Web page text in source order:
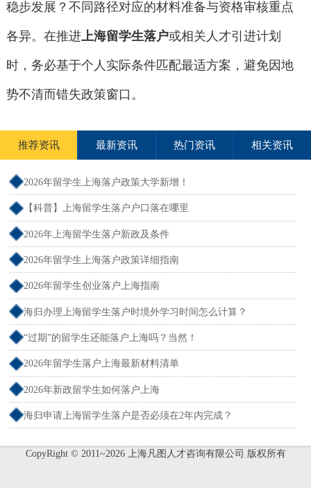
稳步发展？不同路径对应的材料准备与资格审核重点
各异。在推进上海留学生落户或相关人才引进计划
时，务必基于个人实际条件匹配最适方案，避免因地
势不清而错失政策窗口。
推荐资讯 最新资讯 热门资讯 相关资讯
2026年留学生上海落户政策大学新增！
【科普】上海留学生落户户口落在哪里
2026年上海留学生落户新政及条件
2026年留学生上海落户政策详细指南
2026年留学生创业落户上海指南
海归办理上海留学生落户时境外学习时间怎么计算？
“过期”的留学生还能落户上海吗？当然！
2026年留学生落户上海最新材料清单
2026年新政留学生如何落户上海
海归申请上海留学生落户是否必须在2年内完成？
CopyRight © 2011~2026 上海凡图人才咨询有限公司 版权所有